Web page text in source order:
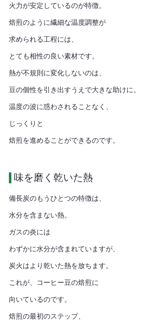
火力が安定しているのが特徴。
焙煎のように繊細な温度調整が
求められる工程には、
とても相性の良い素材です。
熱が不規則に変化しないのは、
豆の個性を引き出すうえで大きな助けに。
温度の波に惑わされることなく、
じっくりと
焙煎を進めることができるのです。
味を磨く乾いた熱
備長炭のもうひとつの特徴は、
水分を含まない熱。
ガスの炎には
わずかに水分が含まれていますが、
炭火はより乾いた熱を放ちます。
これが、コーヒー豆の焙煎に
向いているのです。
焙煎の最初のステップ、